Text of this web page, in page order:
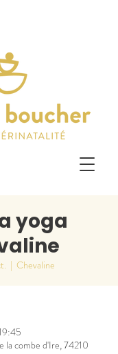
yoga
  |
Chevaline
la combe d'Ire, 74210